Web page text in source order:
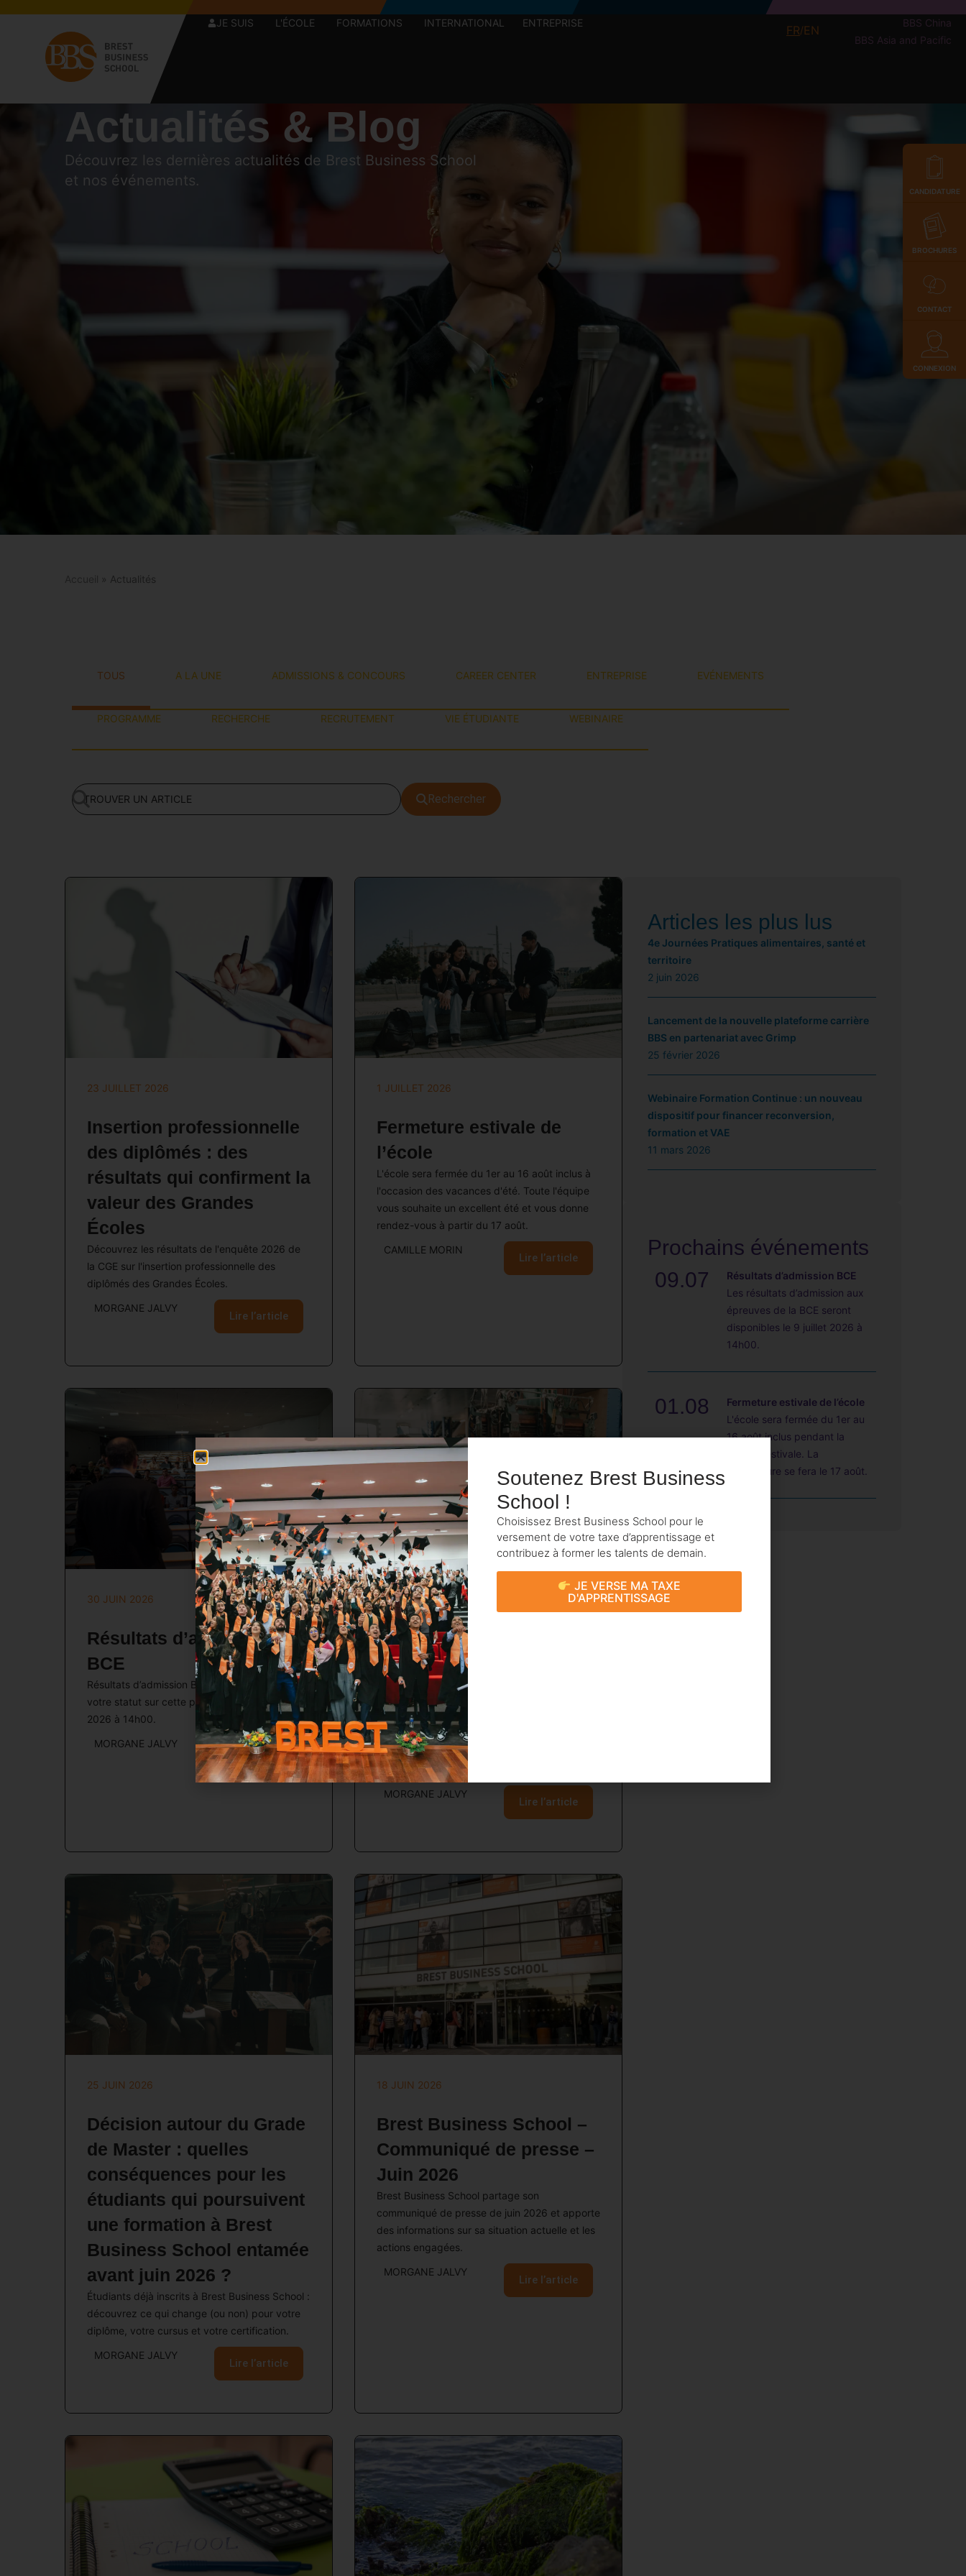
JE SUIS L'ÉCOLE FORMATIONS INTERNATIONAL ENTREPRISE
FR/EN
BBS China
BBS Asia and Pacific
CANDIDATURE
BROCHURES
CONTACT
CONNEXION
Actualités & Blog
Découvrez les dernières actualités de Brest Business School
et nos événements.
» Actualités
TOUS A LA UNE ADMISSIONS & CONCOURS CAREER CENTER ENTREPRISE EVÉNEMENTS
PROGRAMME RECHERCHE RECRUTEMENT VIE ÉTUDIANTE WEBINAIRE
Rechercher
23 JUILLET 2026
Insertion professionnelle
des diplômés : des
résultats qui confirment la
valeur des Grandes
Écoles
Découvrez les résultats de l'enquête 2026 de
la CGE sur l'insertion professionnelle des
diplômés des Grandes Écoles.
MORGANE JALVY
Lire l’article
1 JUILLET 2026
Fermeture estivale de
l’école
L'école sera fermée du 1er au 16 août inclus à
l'occasion des vacances d'été. Toute l'équipe
vous souhaite un excellent été et vous donne
rendez-vous à partir du 17 août.
CAMILLE MORIN
Lire l’article
30 JUIN 2026
Résultats d’admission
BCE
Résultats d’admission BCE 2026. Consultez
votre statut sur cette page à partir du 9 juillet
2026 à 14h00.
MORGANE JALVY
Lire l’article
26 JUIN 2026
Programme Grande École
: informations à
destination des candidats
et futurs étudiants
Programme Grande École chez Brest Business
School : informations sur le Grade de Master
(candidats & futurs étudiants).
MORGANE JALVY
Lire l’article
25 JUIN 2026
Décision autour du Grade
de Master : quelles
conséquences pour les
étudiants qui poursuivent
une formation à Brest
Business School entamée
avant juin 2026 ?
Étudiants déjà inscrits à Brest Business School :
découvrez ce qui change (ou non) pour votre
diplôme, votre cursus et votre certification.
MORGANE JALVY
Lire l’article
18 JUIN 2026
Brest Business School –
Communiqué de presse –
Juin 2026
Brest Business School partage son
communiqué de presse de juin 2026 et apporte
des informations sur sa situation actuelle et les
actions engagées.
MORGANE JALVY
Lire l’article
Articles les plus lus
4e Journées Pratiques alimentaires, santé et
territoire
2 juin 2026
Lancement de la nouvelle plateforme carrière
BBS en partenariat avec Grimp
25 février 2026
Webinaire Formation Continue : un nouveau
dispositif pour financer reconversion,
formation et VAE
11 mars 2026
Prochains événements
09.07
Résultats d’admission BCE
Les résultats d’admission aux
épreuves de la BCE seront
disponibles le 9 juillet 2026 à
14h00.
01.08
Fermeture estivale de l’école
L'école sera fermée du 1er au
16 août inclus pendant la
période estivale. La
réouverture se fera le 17 août.
Soutenez Brest Business
School !
Choisissez Brest Business School pour le
versement de votre taxe d’apprentissage et
contribuez à former les talents de demain.
JE VERSE MA TAXE
D'APPRENTISSAGE